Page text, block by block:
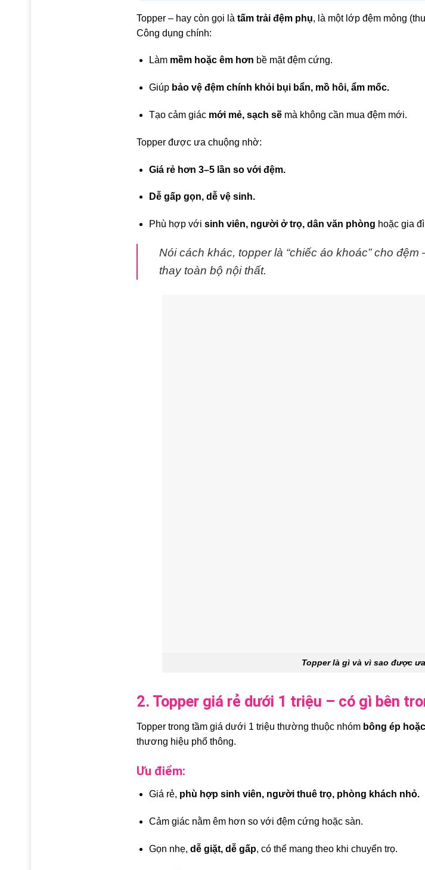
Topper – hay còn gọi là tấm trải đệm phụ, là một lớp đệm mỏng
Công dụng chính:
Làm mềm hoặc êm hơn bề mặt đệm cứng.
Giúp bảo vệ đệm chính khỏi bụi bẩn, mồ hôi, ẩm mốc.
Tạo cảm giác mới mẻ, sạch sẽmà không cần mua đệm mới.
Topper được ưa chuộng nhờ:
Giá rẻ hơn 3–5 lần so với đệm.
Dễ gấp gọn, dễ vệ sinh.
Phù hợp với sinh viên, người ở trọ, dân văn phòng hoặc gia
Nói cách khác, topper là “chiếc áo khoác” cho
thay toàn bộ nội thất.
Topper là gì và vì sao được
2. Topper giá rẻ dưới 1 triệu – có gì bên
Topper trong tầm giá dưới 1 triệu thường thuộc nhóm bông ép
thương hiệu phổ thông.
Ưu điểm:
Giá rẻ, phù hợp sinh viên, người thuê trọ, phòng khách nhỏ.
Cảm giác nằm êm hơn so với đệm cứng hoặc sàn.
Gọn nhẹ, dễ giặt, dễ gấp, có thể mang theo khi chuyển trọ.